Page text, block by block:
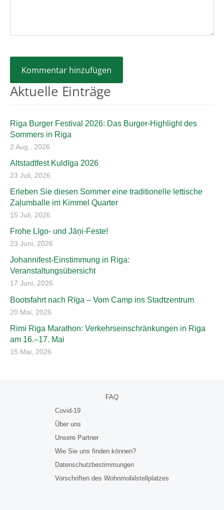
Aktuelle Einträge
Riga Burger Festival 2026: Das Burger-Highlight des
Sommers in Riga
2 Aug., 2026
Altstadtfest Kuldīga 2026
23 Juli, 2026
Erleben Sie diesen Sommer eine traditionelle lettische
Zaļumballe im Kimmel Quarter
15 Juli, 2026
Frohe Līgo- und Jāņi-Feste!
23 Juni, 2026
Johannifest-Einstimmung in Riga:
Veranstaltungsübersicht
17 Juni, 2026
Bootsfahrt nach Rīga – Vom Camp ins Stadtzentrum
20 Mai, 2026
Rimi Riga Marathon: Verkehrseinschränkungen in Riga
am 16.–17. Mai
15 Mai, 2026
FAQ
Covid-19
Über uns
Unsere Partner
Wie Sie uns finden können?
Datenschutzbestimmungen
Vorschriften des Wohnmobilstellplatzes